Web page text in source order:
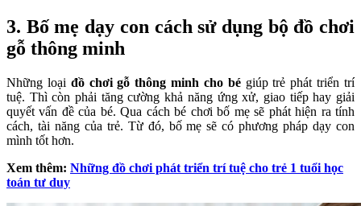
3. Bố mẹ dạy con cách sử dụng bộ đồ chơi
gỗ thông minh
Những loại đồ chơi gỗ thông minh cho bégiúp trẻ phát triển trí
tuệ. Thì còn phải tăng cường khả năng ứng xử, giao tiếp hay giải
quyết vấn đề của bé. Qua cách bé chơi bố mẹ sẽ phát hiện ra tính
cách, tài năng của trẻ. Từ đó, bố mẹ sẽ có phương pháp dạy con
mình tốt hơn.
Xem thêm: Những đồ chơi phát triển trí tuệ cho trẻ 1 tuổi học
toán tư duy